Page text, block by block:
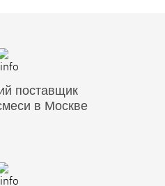
поставщик
в Москве